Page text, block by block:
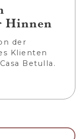
Hinnen
der
Klienten
Betulla.